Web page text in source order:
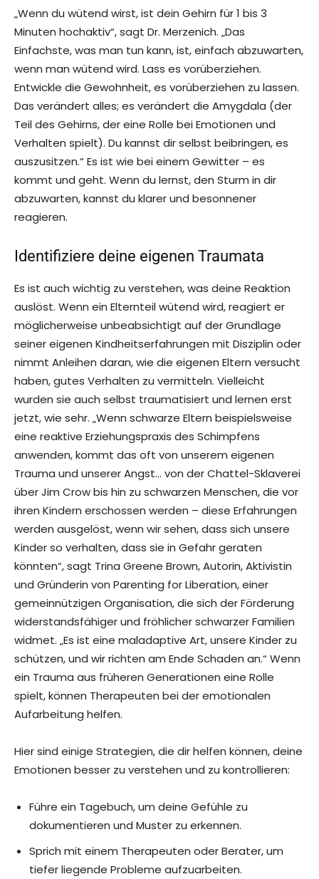
„Wenn du wütend wirst, ist dein Gehirn für 1 bis 3
Minuten hochaktiv“, sagt Dr. Merzenich. „Das
Einfachste, was man tun kann, ist, einfach abzuwarten,
wenn man wütend wird. Lass es vorüberziehen.
Entwickle die Gewohnheit, es vorüberziehen zu lassen.
Das verändert alles; es verändert die Amygdala (der
Teil des Gehirns, der eine Rolle bei Emotionen und
Verhalten spielt). Du kannst dir selbst beibringen, es
auszusitzen.“ Es ist wie bei einem Gewitter – es
kommt und geht. Wenn du lernst, den Sturm in dir
abzuwarten, kannst du klarer und besonnener
reagieren.
Identifiziere deine eigenen Traumata
Es ist auch wichtig zu verstehen, was deine Reaktion
auslöst. Wenn ein Elternteil wütend wird, reagiert er
möglicherweise unbeabsichtigt auf der Grundlage
seiner eigenen Kindheitserfahrungen mit Disziplin oder
nimmt Anleihen daran, wie die eigenen Eltern versucht
haben, gutes Verhalten zu vermitteln. Vielleicht
wurden sie auch selbst traumatisiert und lernen erst
jetzt, wie sehr. „Wenn schwarze Eltern beispielsweise
eine reaktive Erziehungspraxis des Schimpfens
anwenden, kommt das oft von unserem eigenen
Trauma und unserer Angst… von der Chattel-Sklaverei
über Jim Crow bis hin zu schwarzen Menschen, die vor
ihren Kindern erschossen werden – diese Erfahrungen
werden ausgelöst, wenn wir sehen, dass sich unsere
Kinder so verhalten, dass sie in Gefahr geraten
könnten“, sagt Trina Greene Brown, Autorin, Aktivistin
und Gründerin von Parenting for Liberation, einer
gemeinnützigen Organisation, die sich der Förderung
widerstandsfähiger und fröhlicher schwarzer Familien
widmet. „Es ist eine maladaptive Art, unsere Kinder zu
schützen, und wir richten am Ende Schaden an.“ Wenn
ein Trauma aus früheren Generationen eine Rolle
spielt, können Therapeuten bei der emotionalen
Aufarbeitung helfen.
Hier sind einige Strategien, die dir helfen können, deine
Emotionen besser zu verstehen und zu kontrollieren:
Führe ein Tagebuch, um deine Gefühle zu
dokumentieren und Muster zu erkennen.
Sprich mit einem Therapeuten oder Berater, um
tiefer liegende Probleme aufzuarbeiten.